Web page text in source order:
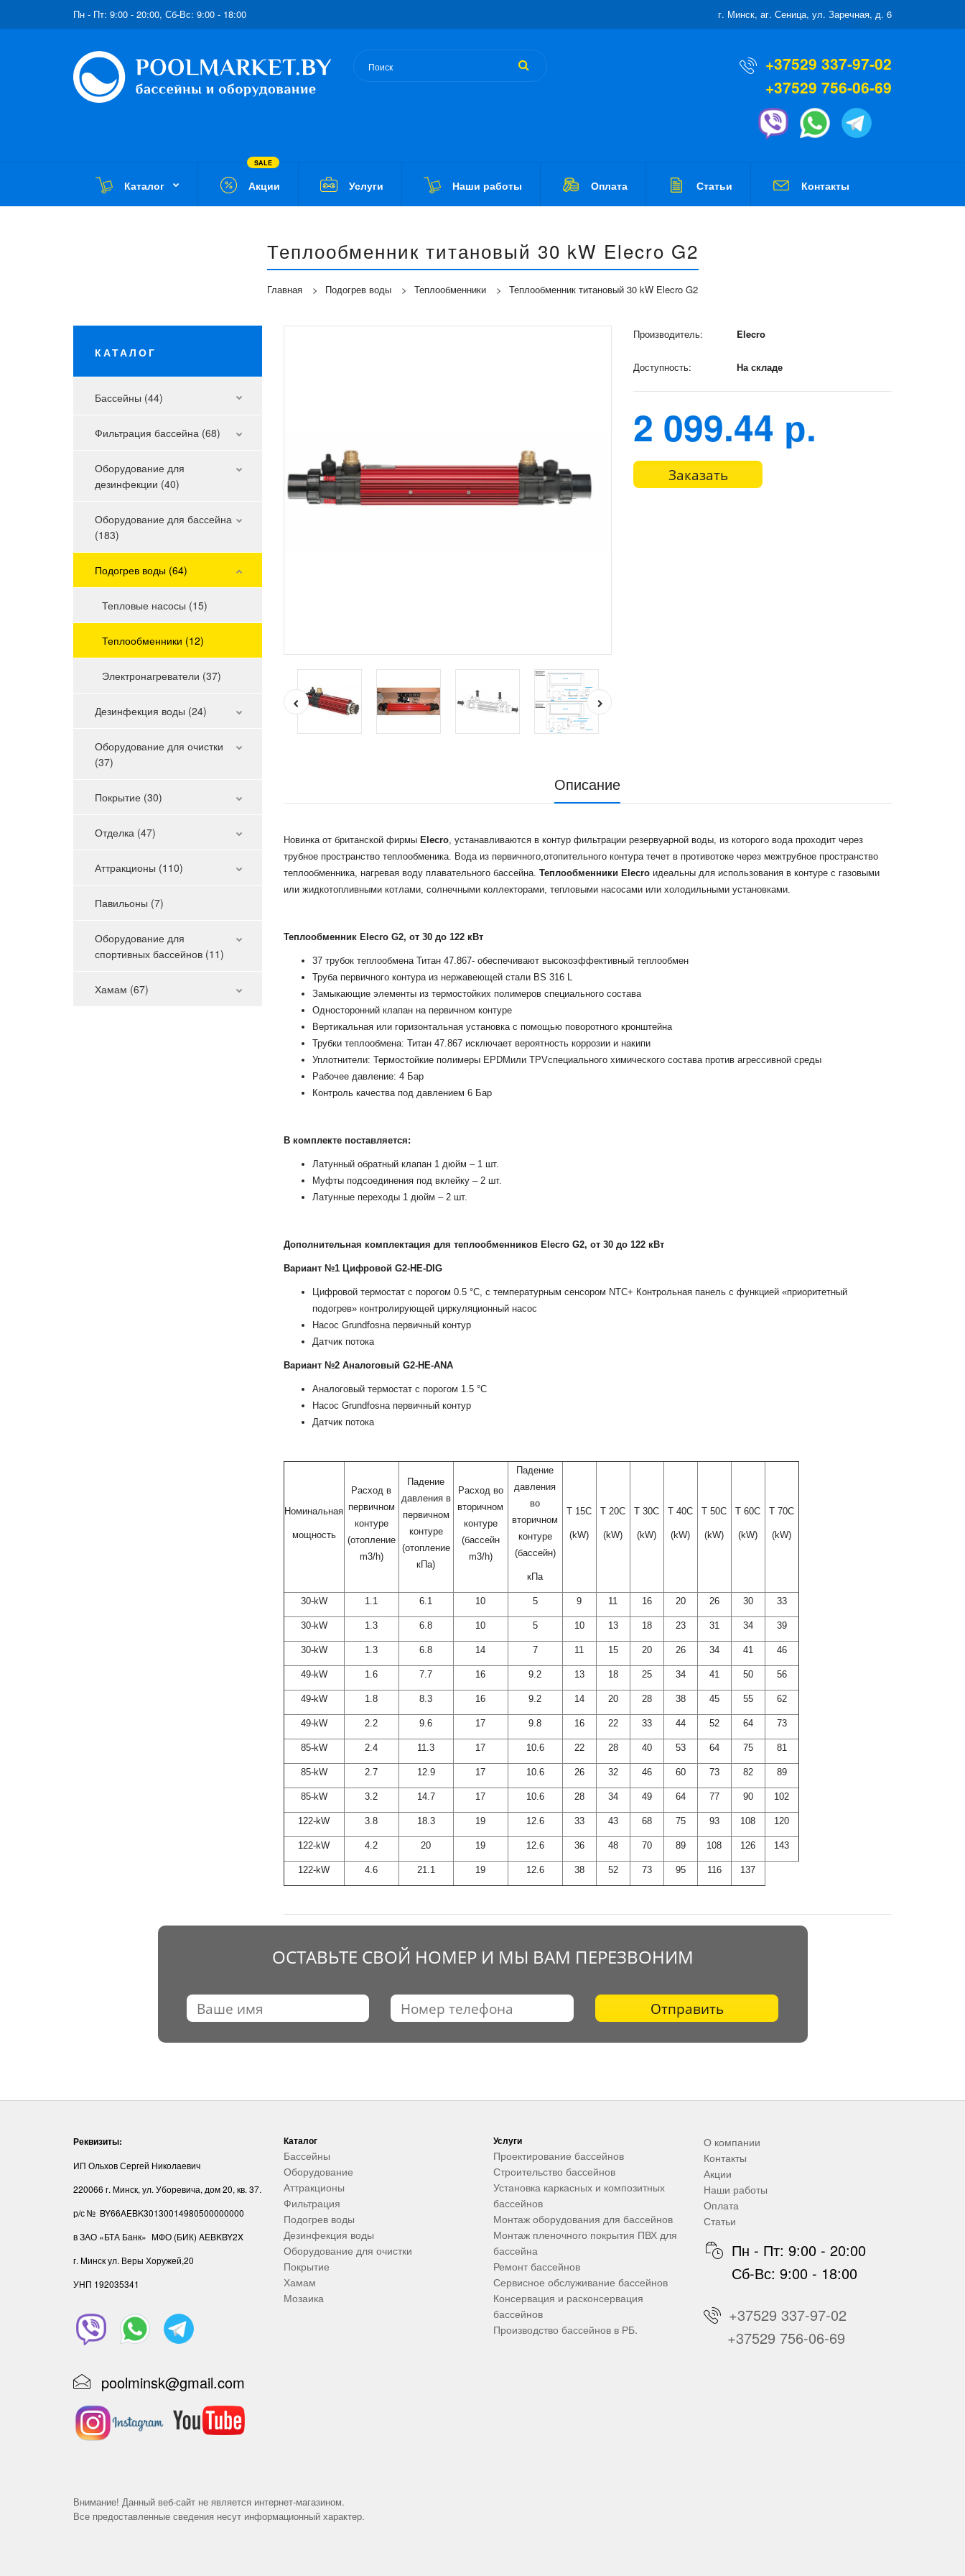
Пн - Пт: 9:00 - 20:00, Сб-Вс: 9:00 - 18:00 г. Минск, аг. Сеница, ул. Заречная, д. 6
+37529 337-97-02
+37529 756-06-69
Каталог Акции
SALE
Услуги Наши работы Оплата Статьи Контакты
Теплообменник титановый 30 kW Elecro G2
Главная Подогрев воды Теплообменники Теплообменник титановый 30 kW Elecro G2
КАТАЛОГ
Бассейны (44)
Фильтрация бассейна (68)
Оборудование для
дезинфекции (40)
Оборудование для бассейна
(183)
Подогрев воды (64)
Тепловые насосы (15)
Теплообменники (12)
Электронагреватели (37)
Дезинфекция воды (24)
Оборудование для очистки
(37)
Покрытие (30)
Отделка (47)
Аттракционы (110)
Павильоны (7)
Оборудование для
спортивных бассейнов (11)
Хамам (67)
Производитель: Elecro
Доступность: На складе
2 099.44 р.
Заказать
Описание
Новинка от британской фирмы Elecro, устанавливаются в контур фильтрации резервуарной воды, из которого вода проходит через
трубное пространство теплообменика. Вода из первичного,отопительного контура течет в противотоке через межтрубное пространство
теплообменника, нагревая воду плавательного бассейна. Теплообменники Elecroидеальны для использования в контуре с газовыми
или жидкотопливными котлами, солнечными коллекторами, тепловыми насосами или холодильными установками.
Теплообменник Elecro G2, от 30 до 122 кВт
37 трубок теплообмена Титан 47.867- обеспечивают высокоэффективный теплообмен
Труба первичного контура из нержавеющей стали BS 316 L
Замыкающие элементы из термостойких полимеров специального состава
Односторонний клапан на первичном контуре
Вертикальная или горизонтальная установка с помощью поворотного кронштейна
Трубки теплообмена: Титан 47.867 исключает вероятность коррозии и накипи
Уплотнители: Термостойкие полимеры EPDMили TPVспециального химического состава против агрессивной среды
Рабочее давление: 4 Бар
Контроль качества под давлением 6 Бар
В комплекте поставляется:
Латунный обратный клапан 1 дюйм – 1 шт.
Муфты подсоединения под вклейку – 2 шт.
Латунные переходы 1 дюйм – 2 шт.
Дополнительная комплектация для теплообменников Elecro G2, от 30 до 122 кВт
Вариант №1 Цифровой G2-HE-DIG
Цифровой термостат с порогом 0.5 °C, с температурным сенсором NTC+ Контрольная панель с функцией «приоритетный
подогрев» контролирующей циркуляционный насос
Насос Grundfosна первичный контур
Датчик потока
Вариант №2 Аналоговый G2-HE-ANA
Аналоговый термостат с порогом 1.5 °C
Насос Grundfosна первичный контур
Датчик потока
Номинальная
мощность
Расход в
первичном
контуре
(отопление
m3/h)
Падение
давления в
первичном
контуре
(отопление
кПа)
Расход во
вторичном
контуре
(бассейн
m3/h)
Падение
давления
во
вторичном
контуре
(бассейн)
кПа
Т 15С
(kW)
Т 20С
(kW)
Т 30С
(kW)
Т 40С
(kW)
Т 50С
(kW)
Т 60С
(kW)
Т 70С
(kW)
30-kW 1.1 6.1 10 5 9 11 16 20 26 30 33
30-kW 1.3 6.8 10 5 10 13 18 23 31 34 39
30-kW 1.3 6.8 14 7 11 15 20 26 34 41 46
49-kW 1.6 7.7 16 9.2 13 18 25 34 41 50 56
49-kW 1.8 8.3 16 9.2 14 20 28 38 45 55 62
49-kW 2.2 9.6 17 9.8 16 22 33 44 52 64 73
85-kW 2.4 11.3 17 10.6 22 28 40 53 64 75 81
85-kW 2.7 12.9 17 10.6 26 32 46 60 73 82 89
85-kW 3.2 14.7 17 10.6 28 34 49 64 77 90 102
122-kW 3.8 18.3 19 12.6 33 43 68 75 93 108 120
122-kW 4.2 20 19 12.6 36 48 70 89 108 126 143
122-kW 4.6 21.1 19 12.6 38 52 73 95 116 137
ОСТАВЬТЕ СВОЙ НОМЕР И МЫ ВАМ ПЕРЕЗВОНИМ
Отправить
Реквизиты:
ИП Ольхов Сергей Николаевич
220066 г. Минск, ул. Уборевича, дом 20, кв. 37.
р/с № BY66AEBK30130014980500000000
в ЗАО «БТА Банк» МФО (БИК) AEBKBY2X
г. Минск ул. Веры Хоружей,20
УНП ‎192035341
poolminsk@gmail.com
Каталог
Бассейны
Оборудование
Аттракционы
Фильтрация
Подогрев воды
Дезинфекция воды
Оборудование для очистки
Покрытие
Хамам
Мозаика
Услуги
Проектирование бассейнов
Строительство бассейнов
Установка каркасных и композитных
бассейнов
Монтаж оборудования для бассейнов
Монтаж пленочного покрытия ПВХ для
бассейна
Ремонт бассейнов
Сервисное обслуживание бассейнов
Консервация и расконсервация
бассейнов
Производство бассейнов в РБ.
О компании
Контакты
Акции
Наши работы
Оплата
Статьи
Пн - Пт: 9:00 - 20:00
Сб-Вс: 9:00 - 18:00
+37529 337-97-02
+37529 756-06-69
Внимание! Данный веб-сайт не является интернет-магазином.
Все предоставленные сведения несут информационный характер.